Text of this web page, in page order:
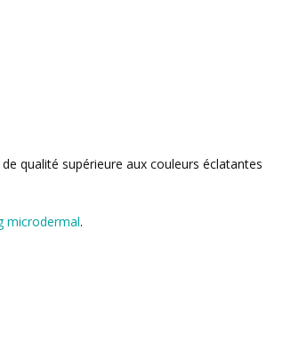
qualité supérieure aux couleurs éclatantes
microdermal.